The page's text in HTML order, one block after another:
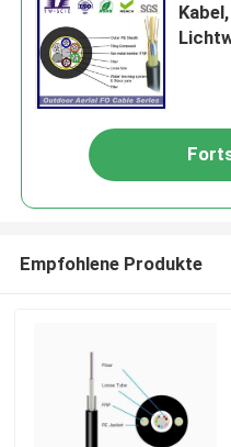
Empfohlene Produkte